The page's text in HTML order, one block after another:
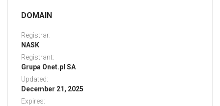
DOMAIN
Registrar:
NASK
Registrant:
Grupa Onet.pl SA
Updated:
December 21, 2025
Expires: